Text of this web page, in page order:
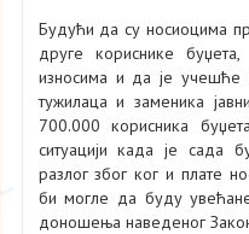
Будући да су носиоцима
друге кориснике
износима и да је учешће
тужилаца и заменика
700.000 корисника
ситуацији када је сада
разлог због ког и плате
би могле да буду
доношења наведеног